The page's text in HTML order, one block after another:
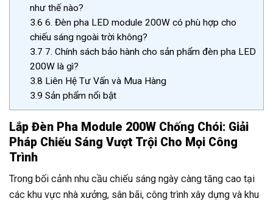
như thế nào?
3.6 6. Đèn pha LED module 200W có phù hợp cho
chiếu sáng ngoài trời không?
3.7 7. Chính sách bảo hành cho sản phẩm đèn pha LED
200W là gì?
3.8 Liên Hệ Tư Vấn và Mua Hàng
3.9 Sản phẩm nổi bật
Lắp Đèn Pha Module 200W Chống Chói: Giải
Pháp Chiếu Sáng Vượt Trội Cho Mọi Công
Trình
Trong bối cảnh nhu cầu chiếu sáng ngày càng tăng cao tại
các khu vực nhà xưởng, sân bãi, công trình xây dựng và khu